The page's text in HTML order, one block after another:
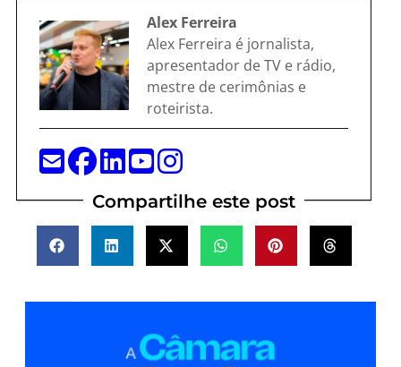
Alex Ferreira
Alex Ferreira é jornalista,
apresentador de TV e rádio,
mestre de cerimônias e
roteirista.
Compartilhe este post